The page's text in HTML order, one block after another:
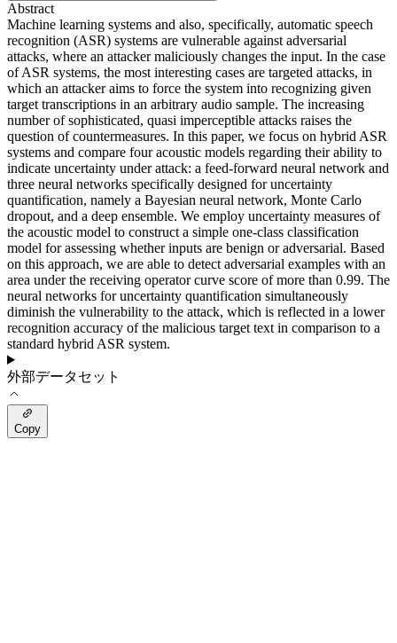
Abstract
Machine learning systems and also, specifically, automatic speech
recognition (ASR) systems are vulnerable against adversarial
attacks, where an attacker maliciously changes the input. In the case
of ASR systems, the most interesting cases are targeted attacks, in
which an attacker aims to force the system into recognizing given
target transcriptions in an arbitrary audio sample. The increasing
number of sophisticated, quasi imperceptible attacks raises the
question of countermeasures. In this paper, we focus on hybrid ASR
systems and compare four acoustic models regarding their ability to
indicate uncertainty under attack: a feed-forward neural network and
three neural networks specifically designed for uncertainty
quantification, namely a Bayesian neural network, Monte Carlo
dropout, and a deep ensemble. We employ uncertainty measures of
the acoustic model to construct a simple one-class classification
model for assessing whether inputs are benign or adversarial. Based
on this approach, we are able to detect adversarial examples with an
area under the receiving operator curve score of more than 0.99. The
neural networks for uncertainty quantification simultaneously
diminish the vulnerability to the attack, which is reflected in a lower
recognition accuracy of the malicious target text in comparison to a
standard hybrid ASR system.
外部データセット
Copy